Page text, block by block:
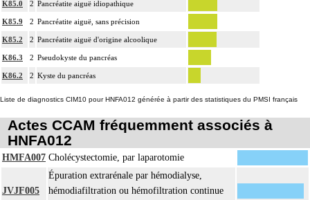
K85.0 2 Pancréatite aiguë idiopathique
K85.9 2 Pancréatite aiguë, sans précision
K85.2 2 Pancréatite aiguë d'origine alcoolique
K86.3 2 Pseudokyste du pancréas
K86.2 2 Kyste du pancréas
Liste de diagnostics CIM10 pour HNFA012 générée à partir des statistiques du PMSI français
Actes CCAM fréquemment associés à
HNFA012
HMFA007 Cholécystectomie, par laparotomie
JVJF005
Épuration extrarénale par hémodialyse,
hémodiafiltration ou hémofiltration continue